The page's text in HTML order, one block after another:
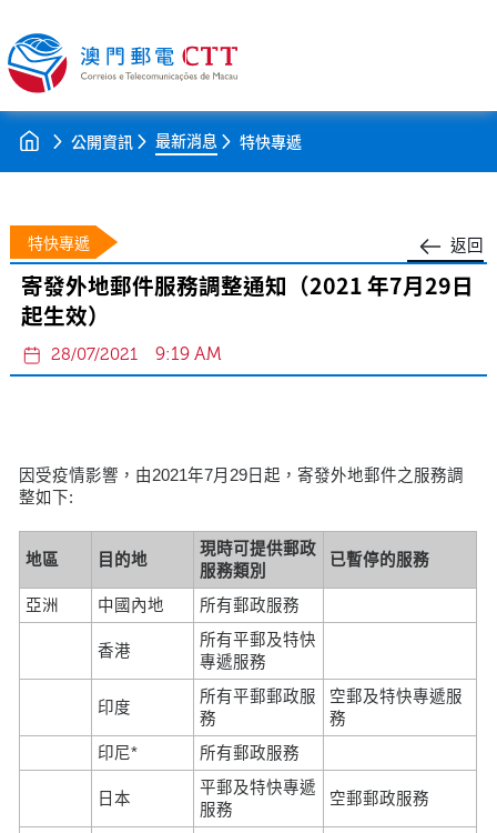
公開資訊 最新消息 特快專遞
返回
特快專遞
寄發外地郵件服務調整通知（2021 年7月29日
起生效）
28/07/2021 9:19 AM
因受疫情影響，由2021年7月29日起，寄發外地郵件之服務調
整如下:
地區 目的地
現時可提供郵政
服務類別
已暫停的服務
亞洲 中國內地 所有郵政服務
香港
所有平郵及特快
專遞服務
印度
所有平郵郵政服
務
空郵及特快專遞服
務
印尼*
所有郵政服務
日本
平郵及特快專遞
服務
空郵郵政服務